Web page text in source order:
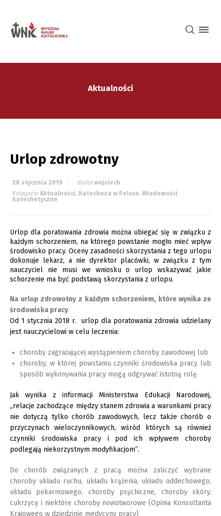
Aktualności
Urlop zdrowotny
28 stycznia 2019 dodał wojciech
Kategoria Aktualności, Katecheza w Polsce, Wiadomości
katechetyczne
Urlop dla poratowania zdrowia można ubiegać się w związku z
każdym schorzeniem, na którego powstanie mogło mieć wpływ
środowisko pracy. Oceny zasadności skorzystania z tego urlopu
dokonuje lekarz, a nie dyrektor placówki, w związku z tym
nauczyciel nie musi we wniosku o urlop wskazywać jakie
schorzenie ma być podstawą skorzystania z urlopu.
Na urlop zdrowotny z każdym schorzeniem, które wynika ze
środowiska pracy
Od 1 stycznia 2018 r. urlop dla poratowania zdrowia udzielany
jest nauczycielowi w celu leczenia:
choroby zagrażającej wystąpieniem choroby zawodowej lub
choroby, w której powstaniu czynniki środowiska pracy lub
sposób wykonywania pracy mogą odgrywać istotną rolę.
Jak wynika z informacji Ministerstwa Edukacji Narodowej,
„relacje zachodzące między stanem zdrowia a warunkami pracy
nie dotyczą tylko chorób zawodowych, lecz także chorób o
przyczynach wieloczynnikowych, wśród których są również
czynniki środowiska pracy i pod ich wpływem choroby
podlegają niekorzystnym modyfikacjom”.
Do chorób związanych z pracą można zaliczyć wybrane
choroby układu ruchu, układu krążenia, układu oddechowego,
układu pokarmowego, choroby psychiczne, choroby skóry,
cukrzycę i niektóre choroby nowotworowe (Opinia Konsultanta
Krajowego w dziedzinie medycyny pracy)